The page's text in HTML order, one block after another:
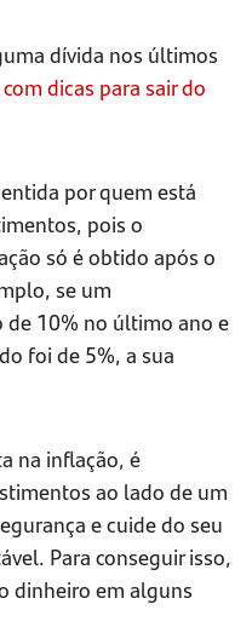
dívida nos últimos
dicas para sair do
por quem está
pois o
só é obtido após o
se um
10% no último ano e
foi de 5%, a sua
na inflação, é
ao lado de um
e cuide do seu
Para conseguir isso,
dinheiro em alguns